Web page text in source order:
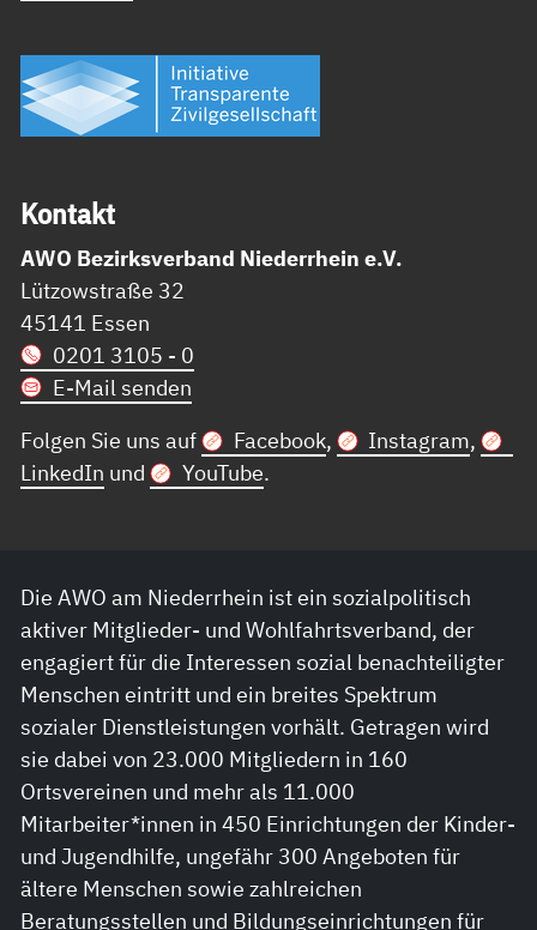
Kon­takt
AWO Bezirksverband Niederrhein e.V.
Lützowstraße 32
45141 Essen
0201 3105 - 0
E-Mail senden
Folgen Sie uns auf
Facebook, Instagram,
LinkedIn und YouTube.
Die AWO am Niederrhein ist ein sozialpolitisch
aktiver Mitglieder- und Wohlfahrtsverband, der
engagiert für die Interessen sozial benachteiligter
Menschen eintritt und ein breites Spektrum
sozialer Dienstleistungen vorhält. Getragen wird
sie dabei von 23.000 Mitgliedern in 160
Ortsvereinen und mehr als 11.000
Mitarbeiter*innen in 450 Einrichtungen der Kinder-
und Jugendhilfe, ungefähr 300 Angeboten für
ältere Menschen sowie zahlreichen
Beratungsstellen und Bildungseinrichtungen für